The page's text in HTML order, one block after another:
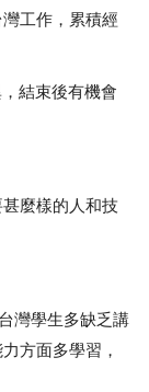
工作，累積經
結束後有機會
麼樣的人和技
灣學生多缺乏講
方面多學習，